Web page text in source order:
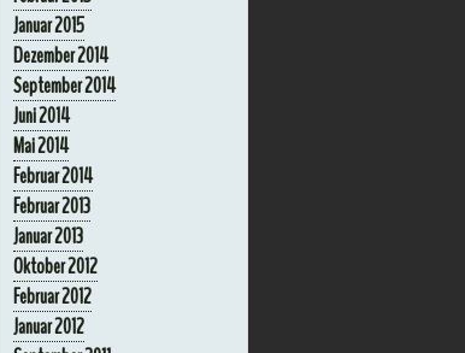
Januar 2015
Dezember 2014
September 2014
Juni 2014
Mai 2014
Februar 2014
Februar 2013
Januar 2013
Oktober 2012
Februar 2012
Januar 2012